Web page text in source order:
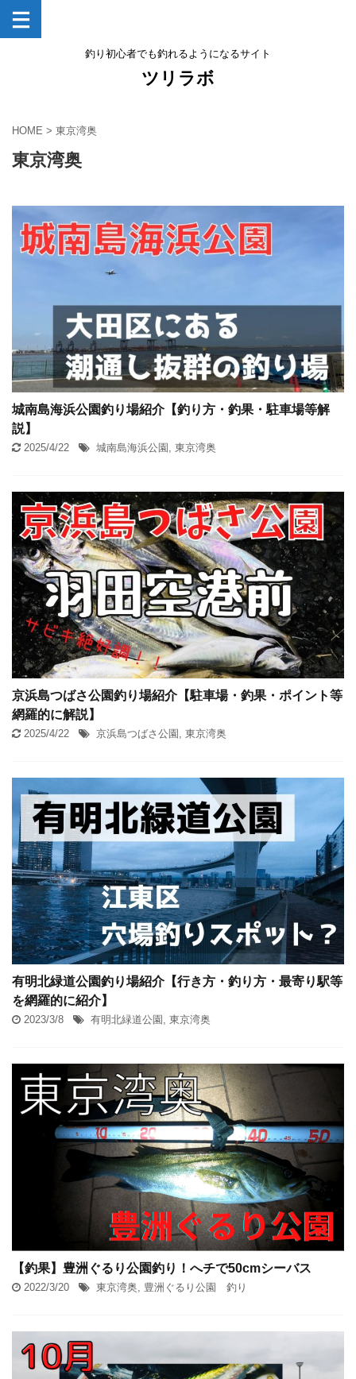
釣り初心者でも釣れるようになるサイト
ツリラボ
HOME > 東京湾奥
東京湾奥
城南島海浜公園釣り場紹介【釣り方・釣果・駐車場等解
説】
2025/4/22 城南島海浜公園 , 東京湾奥
京浜島つばさ公園釣り場紹介【駐車場・釣果・ポイント等
網羅的に解説】
2025/4/22 京浜島つばさ公園 , 東京湾奥
有明北緑道公園釣り場紹介【行き方・釣り方・最寄り駅等
を網羅的に紹介】
2023/3/8 有明北緑道公園 , 東京湾奥
【釣果】豊洲ぐるり公園釣り！へチで50cmシーバス
2022/3/20 東京湾奥 豊洲ぐるり公園 釣り